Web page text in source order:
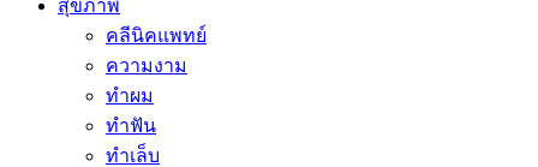
สุขภาพ
คลีนิคแพทย์
ความงาม
ทำผม
ทำฟัน
ทำเล็บ